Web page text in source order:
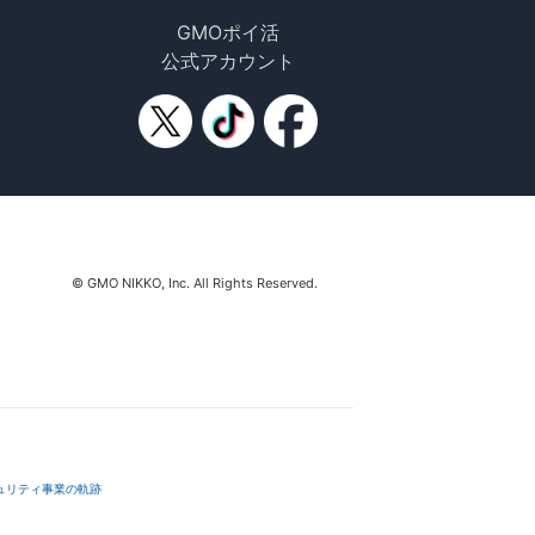
GMOポイ活
公式アカウント
© GMO NIKKO, Inc. All Rights Reserved.
リティ事業の軌跡